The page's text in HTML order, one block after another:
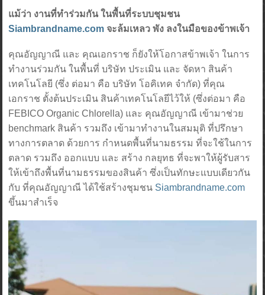
แม้ว่า งานที่ทำร่วมกัน ในพื้นที่ระบบชุมชน
Siambrandname.com จะล้มเหลว พัง ลงในมือของข้าพเจ้า
คุณอัญญาณี และ คุณเอกราช ก็ยังให้โอกาสข้าพเจ้า ในการ
ทำงานร่วมกัน ในพื้นที่ บริษัท ประเมิน และ จัดหา สินค้า
เทคโนโลยี (ซึ่ง ต่อมา คือ บริษัท โอคิเทค จำกัด) ที่คุณ
เอกราช ตั้งต้นประเมิน สินค้าเทคโนโลยีไว้ให้ (ซึ่งต่อมา คือ
FEBICO Organic Chlorella) และ คุณอัญญาณี เข้ามาช่วย
benchmark สินค้า รวมถึง เข้ามาทำงานในสมมุติ ที่ปรึกษา
ทางการตลาด ด้วยการ กำหนดพื้นที่นามธรรม ที่จะใช้ในการ
ตลาด รวมถึง ออกแบบ และ สร้าง กลยุทธ ที่จะพาให้ผู้รับสาร
ให้เข้าถึงพื้นที่นามธรรมของสินค้า ซึ่งเป็นทักษะแบบเดียวกัน
กับ ที่คุณอัญญาณี ได้ใช้สร้างชุมชน Siambrandname.com
ขึ้นมาสำเร็จ